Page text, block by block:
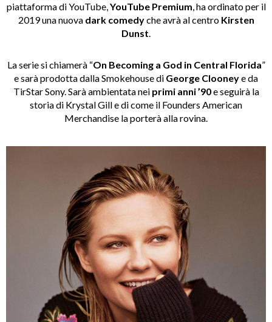
piattaforma di YouTube,YouTube Premium, ha ordinato per il
2019 una nuova dark comedyche avrà al centro Kirsten
Dunst.
La serie si chiamerà “On Becoming a God in Central Florida”
e sarà prodotta dalla Smokehouse di George Clooneye da
TirStar Sony. Sarà ambientata nei primi anni ’90e seguirà la
storia di Krystal Gill e di come il Founders American
Merchandise la porterà alla rovina.